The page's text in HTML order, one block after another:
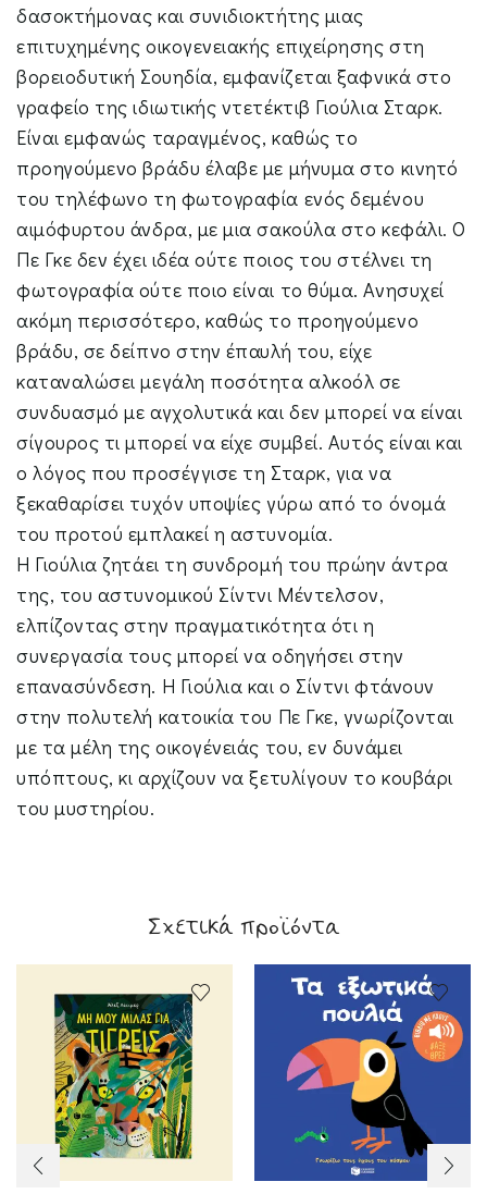
δασοκτήμονας και συνιδιοκτήτης μιας
επιτυχημένης οικογενειακής επιχείρησης στη
βορειοδυτική Σουηδία, εμφανίζεται ξαφνικά στο
γραφείο της ιδιωτικής ντετέκτιβ Γιούλια Σταρκ.
Είναι εμφανώς ταραγμένος, καθώς το
προηγούμενο βράδυ έλαβε με μήνυμα στο κινητό
του τηλέφωνο τη φωτογραφία ενός δεμένου
αιμόφυρτου άνδρα, με μια σακούλα στο κεφάλι. Ο
Πε Γκε δεν έχει ιδέα ούτε ποιος του στέλνει τη
φωτογραφία ούτε ποιο είναι το θύμα. Ανησυχεί
ακόμη περισσότερο, καθώς το προηγούμενο
βράδυ, σε δείπνο στην έπαυλή του, είχε
καταναλώσει μεγάλη ποσότητα αλκοόλ σε
συνδυασμό με αγχολυτικά και δεν μπορεί να είναι
σίγουρος τι μπορεί να είχε συμβεί. Αυτός είναι και
ο λόγος που προσέγγισε τη Σταρκ, για να
ξεκαθαρίσει τυχόν υποψίες γύρω από το όνομά
του προτού εμπλακεί η αστυνομία.
Η Γιούλια ζητάει τη συνδρομή του πρώην άντρα
της, του αστυνομικού Σίντνι Μέντελσον,
ελπίζοντας στην πραγματικότητα ότι η
συνεργασία τους μπορεί να οδηγήσει στην
επανασύνδεση. Η Γιούλια και ο Σίντνι φτάνουν
στην πολυτελή κατοικία του Πε Γκε, γνωρίζονται
με τα μέλη της οικογένειάς του, εν δυνάμει
υπόπτους, κι αρχίζουν να ξετυλίγουν το κουβάρι
του μυστηρίου.
Σχετικά προϊόντα